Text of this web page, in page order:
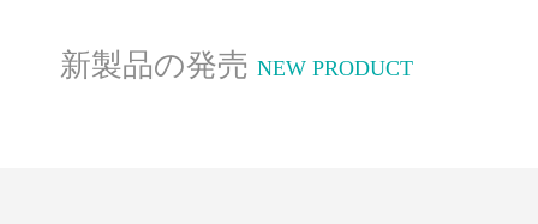
新製品の発売 NEW PRODUCT